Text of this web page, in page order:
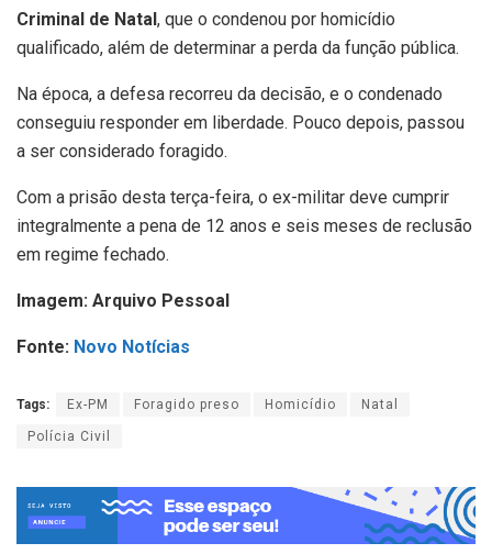
Criminal de Natal, que o condenou por homicídio
qualificado, além de determinar a perda da função pública.
Na época, a defesa recorreu da decisão, e o condenado
conseguiu responder em liberdade. Pouco depois, passou
a ser considerado foragido.
Com a prisão desta terça-feira, o ex-militar deve cumprir
integralmente a pena de 12 anos e seis meses de reclusão
em regime fechado.
Imagem: Arquivo Pessoal
Fonte: Novo Notícias
Tags: Ex-PM Foragido preso Homicídio Natal
Polícia Civil